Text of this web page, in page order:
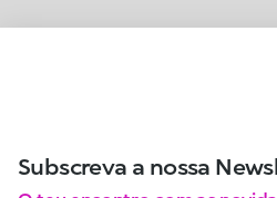
Subscreva a nossa